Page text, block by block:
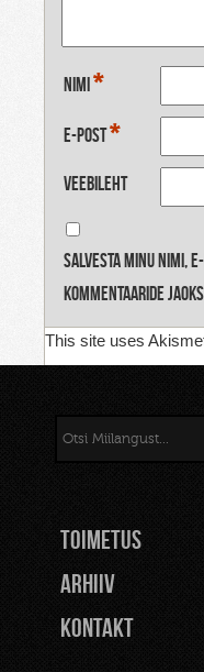
Nimi*
E-post*
Veebileht
Salvesta minu nimi,
kommentaaride
This site uses
TOIMETUS
Arhiiv
Kontakt